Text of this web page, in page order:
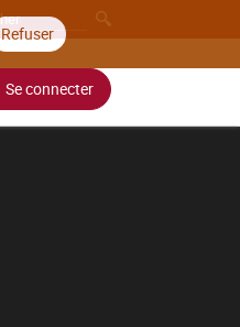
Refuser
Se connecter